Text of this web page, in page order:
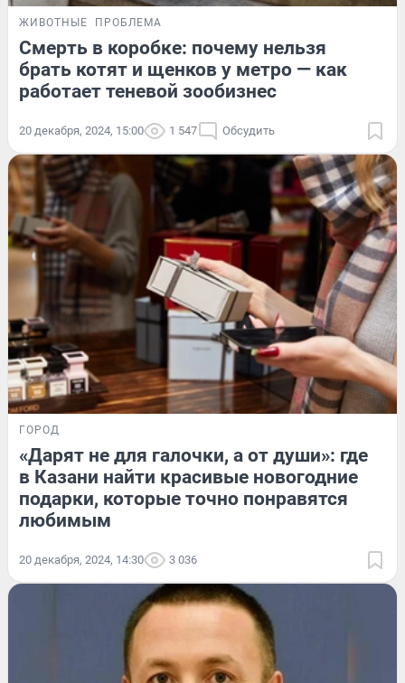
ЖИВОТНЫЕ ПРОБЛЕМА
Смерть в коробке: почему нельзя
брать котят и щенков у метро — как
работает теневой зообизнес
20 декабря, 2024, 15:00 1 547 Обсудить
ГОРОД
«Дарят не для галочки, а от души»: где
в Казани найти красивые новогодние
подарки, которые точно понравятся
любимым
20 декабря, 2024, 14:30 3 036